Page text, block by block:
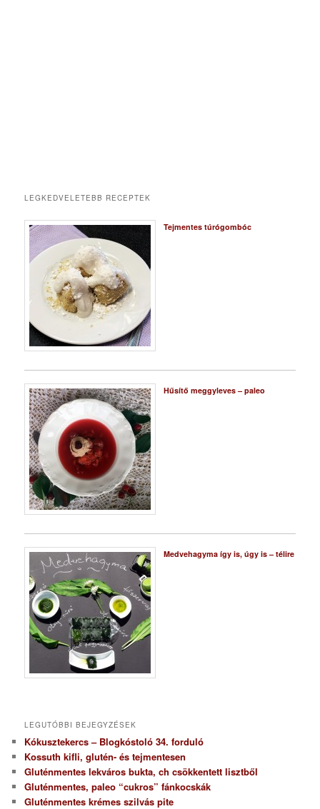
LEGKEDVELETEBB RECEPTEK
Tejmentes túrógombóc
Hűsítő meggyleves – paleo
Medvehagyma így is, úgy is – télire
LEGUTÓBBI BEJEGYZÉSEK
Kókusztekercs – Blogkóstoló 34. forduló
Kossuth kifli, glutén- és tejmentesen
Gluténmentes lekváros bukta, ch csökkentett lisztből
Gluténmentes, paleo “cukros” fánkocskák
Gluténmentes krémes szilvás pite